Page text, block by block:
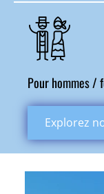
Pour hommes /
Explorez